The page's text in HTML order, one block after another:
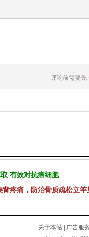
评论前需要先
有效对抗癌细胞
疼痛，防治骨质疏松立竿
关于本站
广告服